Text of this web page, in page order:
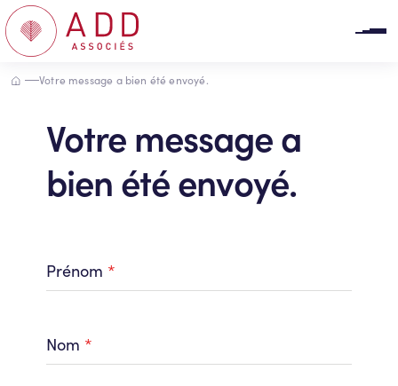
Votre message a
bien été envoyé.
Prénom *
Nom *
AccueilVotre message a bien été envoyé.
Panneau de gestion des cookies